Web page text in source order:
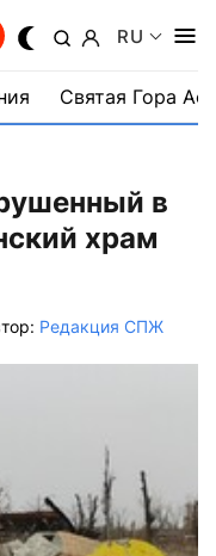
RU
Святая Гора
в
храм
Редакция СПЖ